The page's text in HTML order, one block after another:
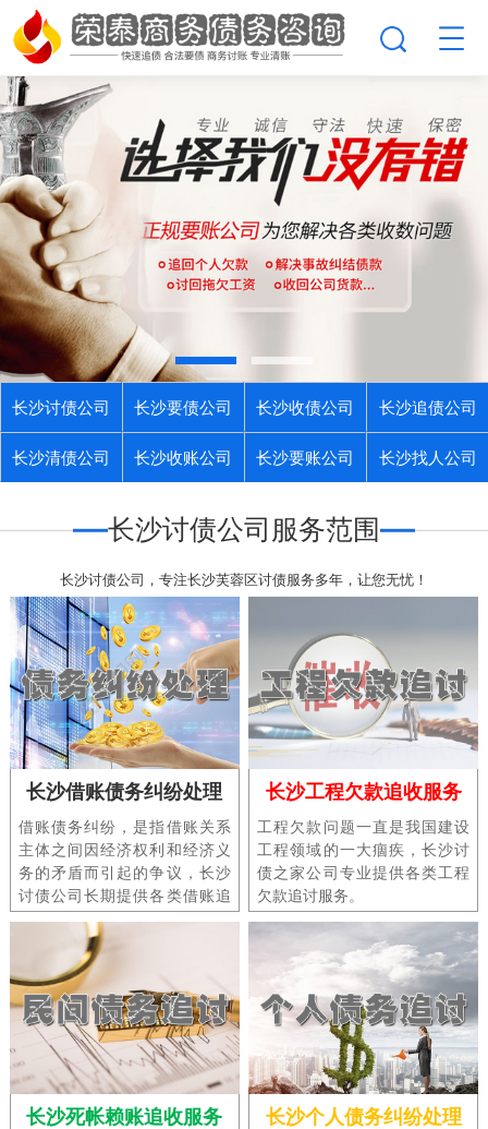
长沙讨债公司 长沙要债公司 长沙收债公司 长沙追债公司
长沙清债公司 长沙收账公司 长沙要账公司 长沙找人公司
长沙讨债公司服务范围
长沙讨债公司，专注长沙芙蓉区讨债服务多年，让您无忧！
长沙借账债务纠纷处理
借账债务纠纷，是指借账关系
主体之间因经济权利和经济义
务的矛盾而引起的争议，长沙
讨债公司长期提供各类借账追
讨、要账、讨债服务。
长沙工程欠款追收服务
工程欠款问题一直是我国建设
工程领域的一大痼疾，长沙讨
债之家公司专业提供各类工程
欠款追讨服务。
长沙死帐赖账追收服务 长沙个人债务纠纷处理